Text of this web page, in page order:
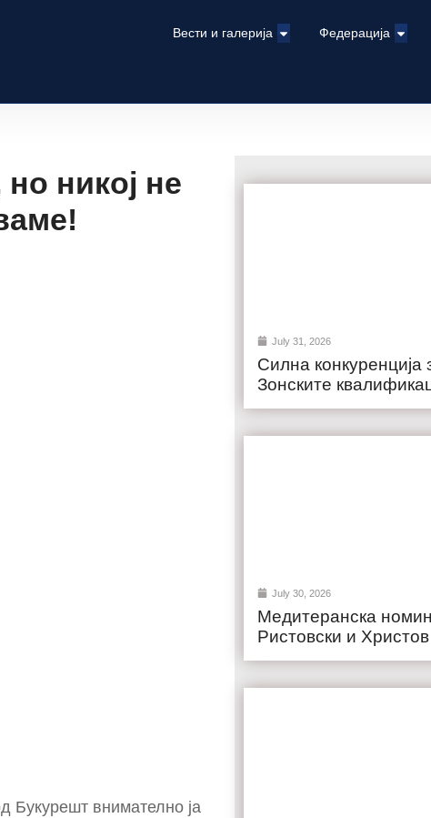
Вести и галерија Федерација
никој не
Букурешт внимателно ја
July 31, 2026
Силна конкуренција
Зонските
July 30, 2026
Медитеранска
Ристовски и Христов